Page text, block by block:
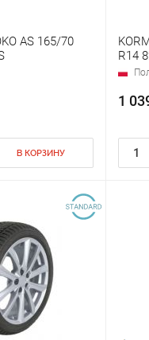
AS 165/70
В КОРЗИНУ
R14
1